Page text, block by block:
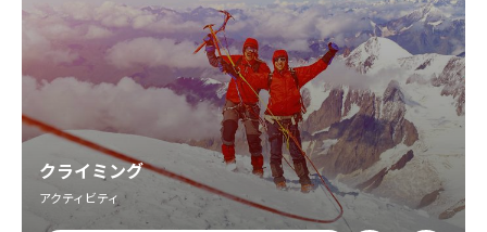
クライミング
アクティビティ